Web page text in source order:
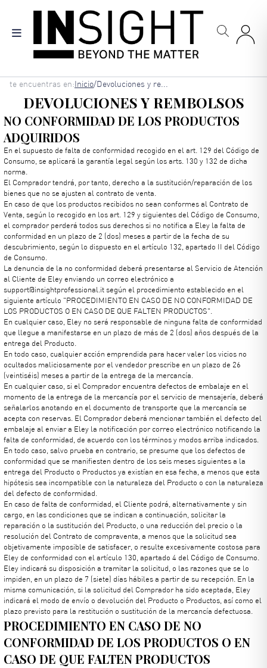
main
content
Breadcrumb
te encuentras en: Inicio/ Devoluciones y re...
DEVOLUCIONES Y REMBOLSOS
NO CONFORMIDAD DE LOS PRODUCTOS
ADQUIRIDOS
En el supuesto de falta de conformidad recogido en el art. 129 del Código de
Consumo, se aplicará la garantía legal según los arts. 130 y 132 de dicha
norma.
El Comprador tendrá, por tanto, derecho a la sustitución/reparación de los
bienes que no se ajusten al contrato de venta.
En caso de que los productos recibidos no sean conformes al Contrato de
Venta, según lo recogido en los art. 129 y siguientes del Código de Consumo,
el comprador perderá todos sus derechos si no notifica a Eley la falta de
conformidad en un plazo de 2 (dos) meses a partir de la fecha de su
descubrimiento, según lo dispuesto en el artículo 132, apartado II del Código
de Consumo.
La denuncia de la no conformidad deberá presentarse al Servicio de Atención
al Cliente de Eley enviando un correo electrónico a
support@insightprofessional.it según el procedimiento establecido en el
siguiente artículo "PROCEDIMIENTO EN CASO DE NO CONFORMIDAD DE
LOS PRODUCTOS O EN CASO DE QUE FALTEN PRODUCTOS".
En cualquier caso, Eley no será responsable de ninguna falta de conformidad
que llegue a manifestarse en un plazo de más de 2 (dos) años después de la
entrega del Producto.
En todo caso, cualquier acción emprendida para hacer valer los vicios no
ocultados maliciosamente por el vendedor prescribe en un plazo de 26
(veintiséis) meses a partir de la entrega de la mercancía.
En cualquier caso, si el Comprador encuentra defectos de embalaje en el
momento de la entrega de la mercancía por el servicio de mensajería, deberá
señalarlos anotando en el documento de transporte que la mercancía se
acepta con reservas. El Comprador deberá mencionar también el defecto del
embalaje al enviar a Eley la notificación por correo electrónico notificando la
falta de conformidad, de acuerdo con los términos y modos arriba indicados.
En todo caso, salvo prueba en contrario, se presume que los defectos de
conformidad que se manifiesten dentro de los seis meses siguientes a la
entrega del Producto o Productos ya existían en esa fecha, a menos que esta
hipótesis sea incompatible con la naturaleza del Producto o con la naturaleza
del defecto de conformidad.
En caso de falta de conformidad, el Cliente podrá, alternativamente y sin
cargo, en las condiciones que se indican a continuación, solicitar la
reparación o la sustitución del Producto, o una reducción del precio o la
resolución del Contrato de compraventa, a menos que la solicitud sea
objetivamente imposible de satisfacer, o resulte excesivamente costosa para
Eley de conformidad con el artículo 130, apartado 4 del Código de Consumo.
Eley indicará su disposición a tramitar la solicitud, o las razones que se lo
impiden, en un plazo de 7 (siete) días hábiles a partir de su recepción. En la
misma comunicación, si la solicitud del Comprador ha sido aceptada, Eley
indicará el modo de envío o devolución del Producto o Productos, así como el
plazo previsto para la restitución o sustitución de la mercancía defectuosa.
PROCEDIMIENTO EN CASO DE NO
CONFORMIDAD DE LOS PRODUCTOS O EN
CASO DE QUE FALTEN PRODUCTOS